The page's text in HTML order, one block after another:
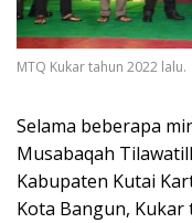
MTQ Kukar tahun 2022 lalu.
Selama beberapa
Musabaqah
Kabupaten Kutai
Kota Bangun,